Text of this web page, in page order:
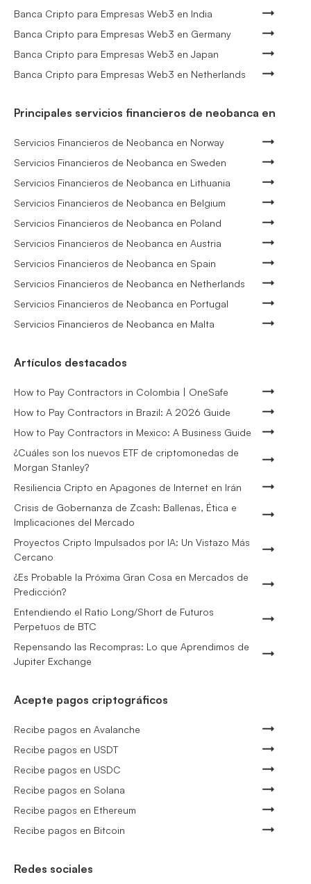
Banca Cripto para Empresas Web3 en India
Banca Cripto para Empresas Web3 en Germany
Banca Cripto para Empresas Web3 en Japan
Banca Cripto para Empresas Web3 en Netherlands
Principales servicios financieros de neobanca en
Servicios Financieros de Neobanca en Norway
Servicios Financieros de Neobanca en Sweden
Servicios Financieros de Neobanca en Lithuania
Servicios Financieros de Neobanca en Belgium
Servicios Financieros de Neobanca en Poland
Servicios Financieros de Neobanca en Austria
Servicios Financieros de Neobanca en Spain
Servicios Financieros de Neobanca en Netherlands
Servicios Financieros de Neobanca en Portugal
Servicios Financieros de Neobanca en Malta
Artículos destacados
How to Pay Contractors in Colombia | OneSafe
How to Pay Contractors in Brazil: A 2026 Guide
How to Pay Contractors in Mexico: A Business Guide
¿Cuáles son los nuevos ETF de criptomonedas de
Morgan Stanley?
Resiliencia Cripto en Apagones de Internet en Irán
Crisis de Gobernanza de Zcash: Ballenas, Ética e
Implicaciones del Mercado
Proyectos Cripto Impulsados por IA: Un Vistazo Más
Cercano
¿Es Probable la Próxima Gran Cosa en Mercados de
Predicción?
Entendiendo el Ratio Long/Short de Futuros
Perpetuos de BTC
Repensando las Recompras: Lo que Aprendimos de
Jupiter Exchange
Acepte pagos criptográficos
Recibe pagos en Avalanche
Recibe pagos en USDT
Recibe pagos en USDC
Recibe pagos en Solana
Recibe pagos en Ethereum
Recibe pagos en Bitcoin
Redes sociales